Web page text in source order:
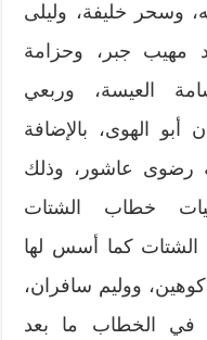
وسحر خليفة، وليلى
مهيب جبر، وحزامة
العيسة، وربعي
الهوى، بالإضافة
رضوى عاشور، وذلك
خطاب الشتات
كما أسس لها
ووليم سافران،
في الخطاب ما بعد